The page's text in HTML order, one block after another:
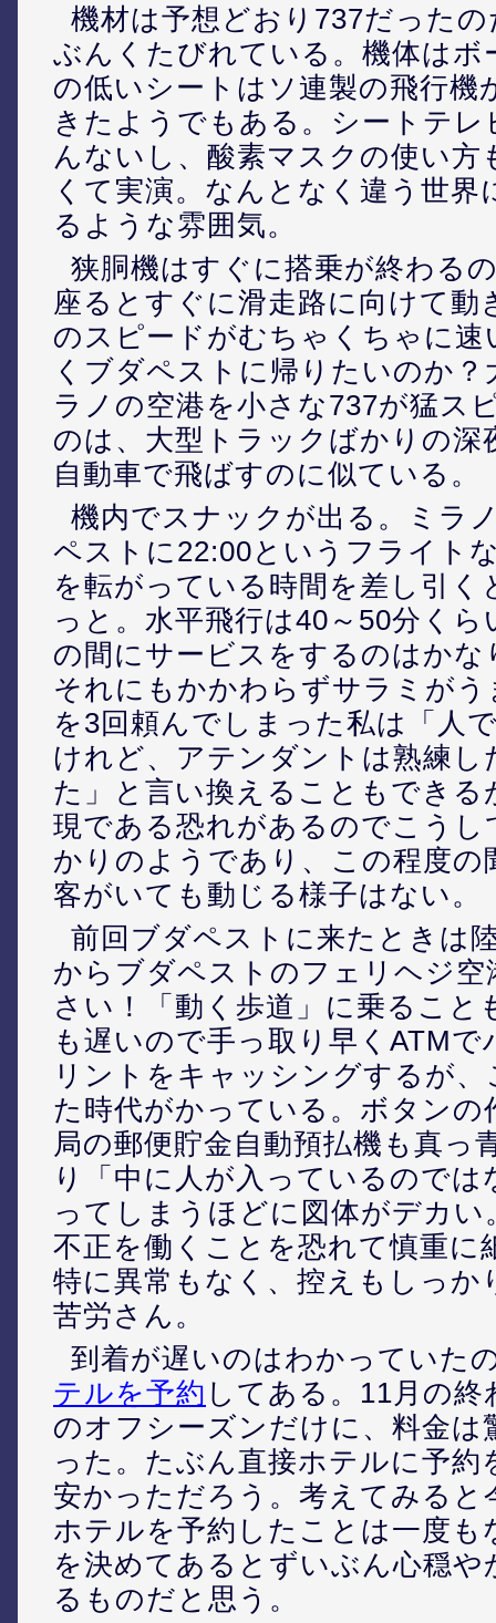
機材は予想どおり737だった
ぶんくたびれている。機体はボ
の低いシートはソ連製の飛行機
きたようでもある。シートテ
んないし、酸素マスクの使い方
くて実演。なんとなく違う世界
るような雰囲気。
狭胴機はすぐに搭乗が終わる
座るとすぐに滑走路に向けて動
のスピードがむちゃくちゃに速
くブダペストに帰りたいのか
ラノの空港を小さな737が猛ス
のは、大型トラックばかりの深
自動車で飛ばすのに似ている。
機内でスナックが出る。ミラ
ペストに22:00というフライト
を転がっている時間を差し引く
っと。水平飛行は40～50分く
の間にサービスをするのはかな
それにもかかわらずサラミが
を3回頼んでしまった私は「人
けれど、アテンダントは熟練し
た」と言い換えることもできる
現である恐れがあるのでこうし
かりのようであり、この程度の
客がいても動じる様子はない。
前回ブダペストに来たときは
からブダペストのフェリヘジ空
さい！「動く歩道」に乗ること
も遅いので手っ取り早くATM
リントをキャッシングするが
た時代がかっている。ボタンの
局の郵便貯金自動預払機も真っ
り「中に人が入っているのでは
ってしまうほどに図体がデカい
不正を働くことを恐れて慎重に
特に異常もなく、控えもしっか
苦労さん。
到着が遅いのはわかっていた
テルを予約 してある。11月の
のオフシーズンだけに、料金は
った。たぶん直接ホテルに予約
安かっただろう。考えてみると
ホテルを予約したことは一度も
を決めてあるとずいぶん心穏や
るものだと思う。